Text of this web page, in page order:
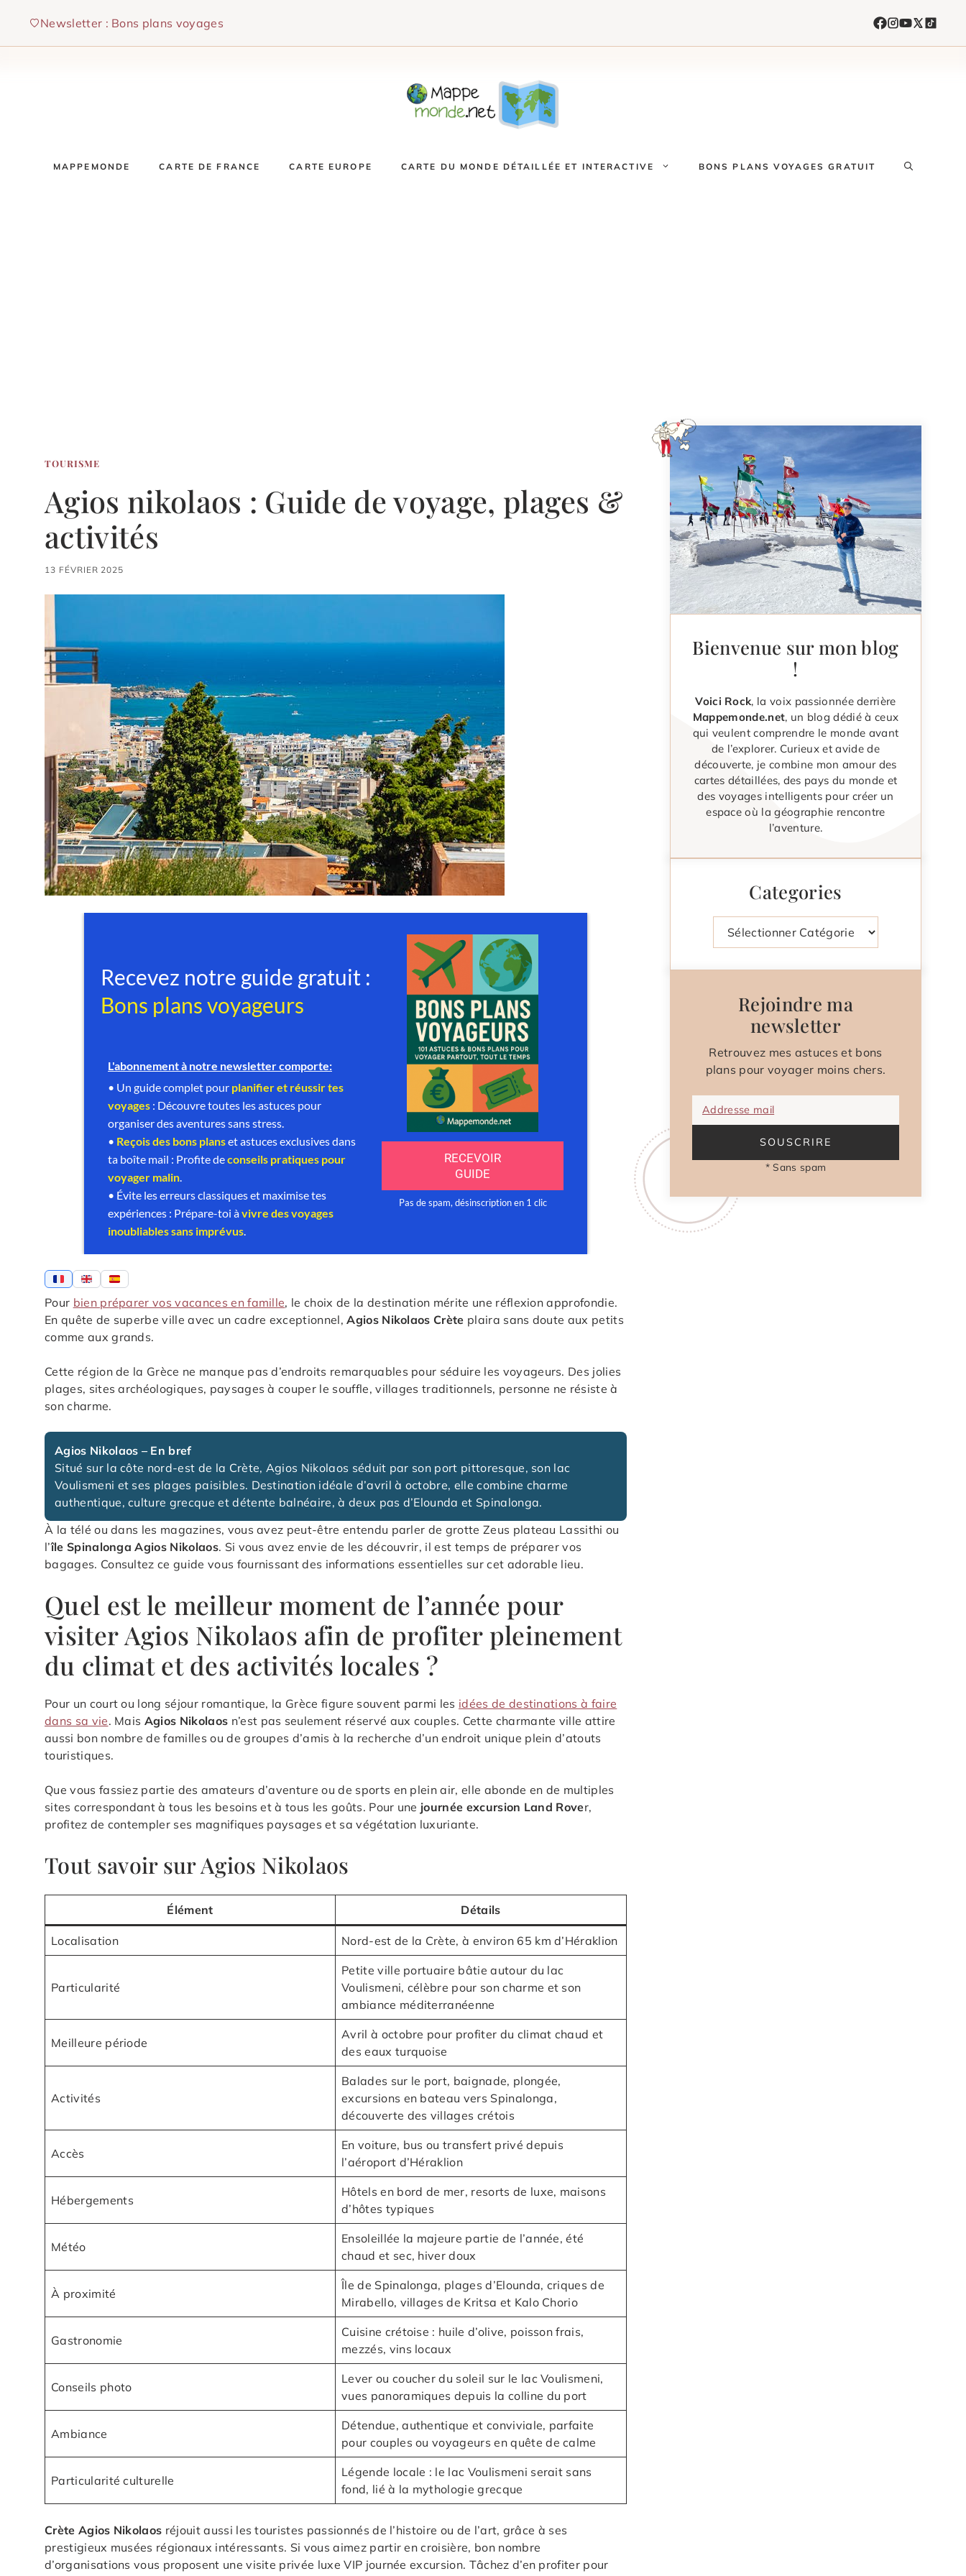
contenu
Newsletter : Bons plans voyages
MAPPEMONDE CARTE DE FRANCE CARTE EUROPE CARTE DU MONDE DÉTAILLÉE ET INTERACTIVE BONS PLANS VOYAGES GRATUIT
TOURISME
Agios nikolaos : Guide de voyage, plages &
activités
13 FÉVRIER 2025
Pour bien préparer vos vacances en famille, le choix de la destination mérite une réflexion approfondie.
En quête de superbe ville avec un cadre exceptionnel,Agios Nikolaos Crète plaira sans doute aux petits
comme aux grands.
Cette région de la Grèce ne manque pas d’endroits remarquables pour séduire les voyageurs. Des jolies
plages, sites archéologiques, paysages à couper le souffle, villages traditionnels, personne ne résiste à
son charme.
Agios Nikolaos – En bref
Situé sur la côte nord-est de la Crète, Agios Nikolaos séduit par son port pittoresque, son lac
Voulismeni et ses plages paisibles. Destination idéale d’avril à octobre, elle combine charme
authentique, culture grecque et détente balnéaire, à deux pas d’Elounda et Spinalonga.
À la télé ou dans les magazines, vous avez peut-être entendu parler de grotte Zeus plateau Lassithi ou
l’île Spinalonga Agios Nikolaos. Si vous avez envie de les découvrir, il est temps de préparer vos
bagages. Consultez ce guide vous fournissant des informations essentielles sur cet adorable lieu.
Quel est le meilleur moment de l’année pour
visiter Agios Nikolaos afin de profiter pleinement
du climat et des activités locales ?
Pour un court ou long séjour romantique, la Grèce figure souvent parmi les idées de destinations à faire
dans sa vie. Mais Agios Nikolaos n’est pas seulement réservé aux couples. Cette charmante ville attire
aussi bon nombre de familles ou de groupes d’amis à la recherche d’un endroit unique plein d’atouts
touristiques.
Que vous fassiez partie des amateurs d’aventure ou de sports en plein air, elle abonde en de multiples
sites correspondant à tous les besoins et à tous les goûts. Pour une journée excursion Land Rover,
profitez de contempler ses magnifiques paysages et sa végétation luxuriante.
Tout savoir sur Agios Nikolaos
Élément Détails
Localisation Nord-est de la Crète, à environ 65 km d’Héraklion
Particularité
Petite ville portuaire bâtie autour du lac
Voulismeni, célèbre pour son charme et son
ambiance méditerranéenne
Meilleure période
Avril à octobre pour profiter du climat chaud et
des eaux turquoise
Activités
Balades sur le port, baignade, plongée,
excursions en bateau vers Spinalonga,
découverte des villages crétois
Accès
En voiture, bus ou transfert privé depuis
l’aéroport d’Héraklion
Hébergements
Hôtels en bord de mer, resorts de luxe, maisons
d’hôtes typiques
Météo
Ensoleillée la majeure partie de l’année, été
chaud et sec, hiver doux
À proximité
Île de Spinalonga, plages d’Elounda, criques de
Mirabello, villages de Kritsa et Kalo Chorio
Gastronomie
Cuisine crétoise : huile d’olive, poisson frais,
mezzés, vins locaux
Conseils photo
Lever ou coucher du soleil sur le lac Voulismeni,
vues panoramiques depuis la colline du port
Ambiance
Détendue, authentique et conviviale, parfaite
pour couples ou voyageurs en quête de calme
Particularité culturelle
Légende locale : le lac Voulismeni serait sans
fond, lié à la mythologie grecque
Crète Agios Nikolaos réjouit aussi les touristes passionnés de l’histoire ou de l’art, grâce à ses
prestigieux musées régionaux intéressants. Si vous aimez partir en croisière, bon nombre
d’organisations vous proposent une visite privée luxe VIP journée excursion. Tâchez d’en profiter pour
Bienvenue sur mon blog
!
Voici Rock, la voix passionnée derrière
Mappemonde.net, un blog dédié à ceux
qui veulent comprendre le monde avant
de l’explorer. Curieux et avide de
découverte, je combine mon amour des
cartes détaillées, des pays du monde et
des voyages intelligents pour créer un
espace où la géographie rencontre
l’aventure.
Categories
Catégories
Rejoindre ma
newsletter
Retrouvez mes astuces et bons
plans pour voyager moins chers.
Addresse mail
SOUSCRIRE
* Sans spam